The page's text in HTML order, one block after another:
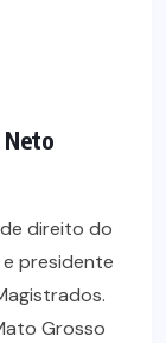
direito do
presidente
Grosso